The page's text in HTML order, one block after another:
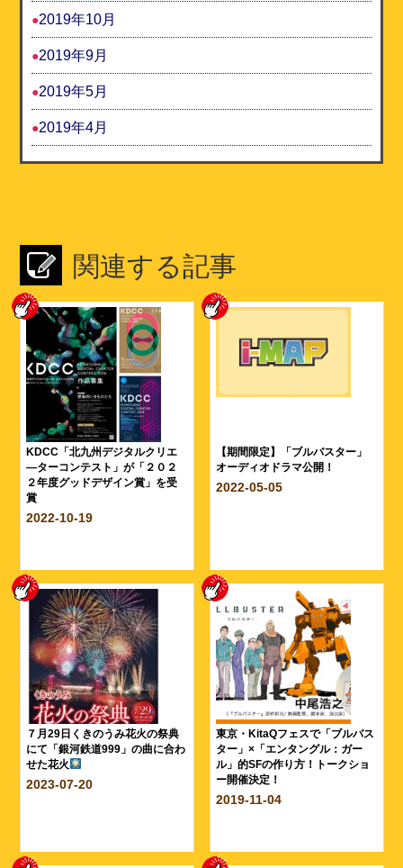
2019年10月
2019年9月
2019年5月
2019年4月
関連する記事
KDCC「北九州デジタルクリエ
―ターコンテスト」が「２０２
２年度グッドデザイン賞」を受
賞
2022-10-19
【期間限定】「ブルバスター」
オーディオドラマ公開！
2022-05-05
７月29日くきのうみ花火の祭典
にて「銀河鉄道999」の曲に合わ
せた花火
2023-07-20
東京・KitaQフェスで「ブルバス
ター」×「エンタングル：ガー
ル」的SFの作り方！トークショ
ー開催決定！
2019-11-04